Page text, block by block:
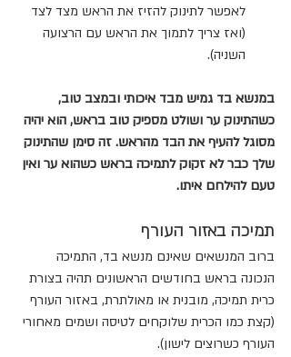
לאפשר לתינוק להזיז את הראש מצד לצד
(ואז צריך לתמוך את הראש עם הרצועה
השניה).
במנשא בד גמיש מבד איכותי ובמצב טוב,
כשהתינוק ער ושולט מספיק טוב בראש, הוא יהיה
מסוגל להעיף את הבד מהראש. זה סימן שהתינוק
שלך כבר לא זקוק לתמיכה בראש כשהוא ער ואין
טעם להילחם איתו.
תמיכה באזור העורף
ברוב המנשאים שאינם מנשא בד, התמיכה
הנכונה בראש בחודשים הראשונים תהיה בצורת
כרית תמיכה, מובנית או מאולתרת, באזור העורף
(קצת כמו הכרית שלוקחים לטיסה ושמים מאחורי
העורף כשרוצים לישון).